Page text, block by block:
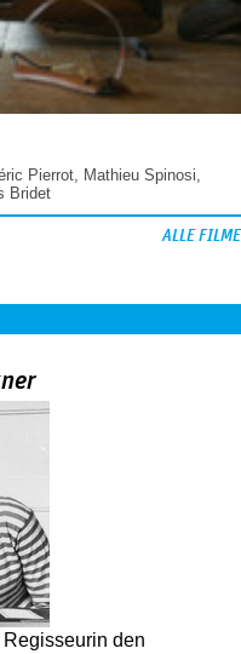
Pierrot, Mathieu Spinosi,
Bridet
ALLE FILME
den